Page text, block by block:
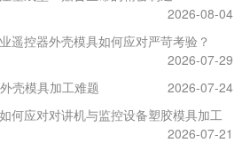
2026-08-04
遥控器外壳模具如何应对严苛考验？
2026-07-29
壳模具加工难题
2026-07-24
何应对对讲机与监控设备塑胶模具加工
2026-07-21